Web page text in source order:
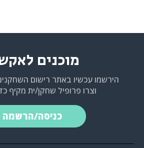
מוכנים
הירשמו עכשיו באתר רישום
וצרו פרופיל שחקן/ית מקיף
כניסה/הרשמה